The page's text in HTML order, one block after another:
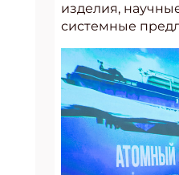
изделия,
системные